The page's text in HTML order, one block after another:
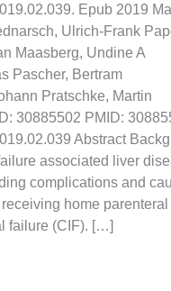
Epub 2019
Ulrich-Frank
Maasberg, Undine A
Pascher, Bertram
Pratschke, Martin
30885502 PMID:
Abstract
associated liver
complications and
home
failure (CIF). […]